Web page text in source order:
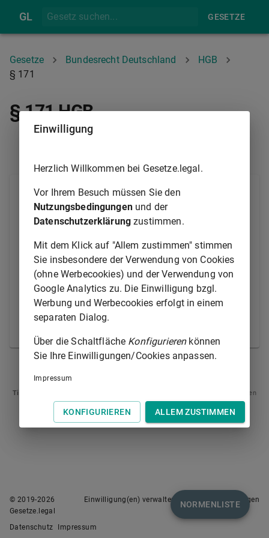
GL GESETZE
Gesetze Bundesrecht Deutschland
HGB
§ 171
§ 171 HGB
(1) Der Kommanditist haftet den Gläubigern der
Gesellschaft bis zur Höhe seiner Haftsumme
unmittelbar; die Haftung ist ausgeschlossen, soweit
(2) Ist über das Vermögen der Gesellschaft das
Insolvenzverfahren eröffnet, so wird während der
Dauer des Verfahrens das den
Gesellschaftsgläubigern nach Absatz 1 zustehende
Recht durch den Insolvenzverwalter oder den
Tipp
: Swipen Sie auf dem Bildschirm links oder rechts zur Navigation zwischen
Normen.
NORMENLISTE
© 2019-2026
Gesetze.legal
Einwilligung(en) verwalten Nutzungsbedingungen
Datenschutz Impressum
Einwilligung
Herzlich Willkommen bei Gesetze.legal.
Vor Ihrem Besuch müssen Sie den
Nutzungsbedingungenund der
Datenschutzerklärung zustimmen.
Mit dem Klick auf "Allem zustimmen" stimmen
Sie insbesondere der Verwendung von Cookies
(ohne Werbecookies) und der Verwendung von
Google Analytics zu. Die Einwilligung bzgl.
Werbung und Werbecookies erfolgt in einem
separaten Dialog.
Über die Schaltfläche Konfigurierenkönnen
Sie Ihre Einwilligungen/Cookies anpassen.
Impressum
KONFIGURIEREN ALLEM ZUSTIMMEN